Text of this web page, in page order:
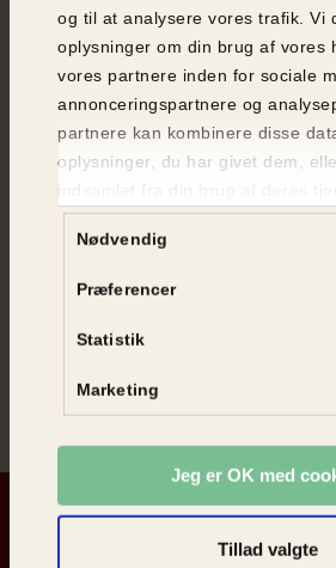
og til at analysere vores trafik. Vi
oplysninger om din brug af vores
vores partnere inden for sociale
annonceringspartnere og
partnere kan kombinere disse
oplysninger, du har givet dem,
Nødvendig
Præferencer
Statistik
Marketing
Jeg er OK med
Tillad valgte
| 10. december 2019